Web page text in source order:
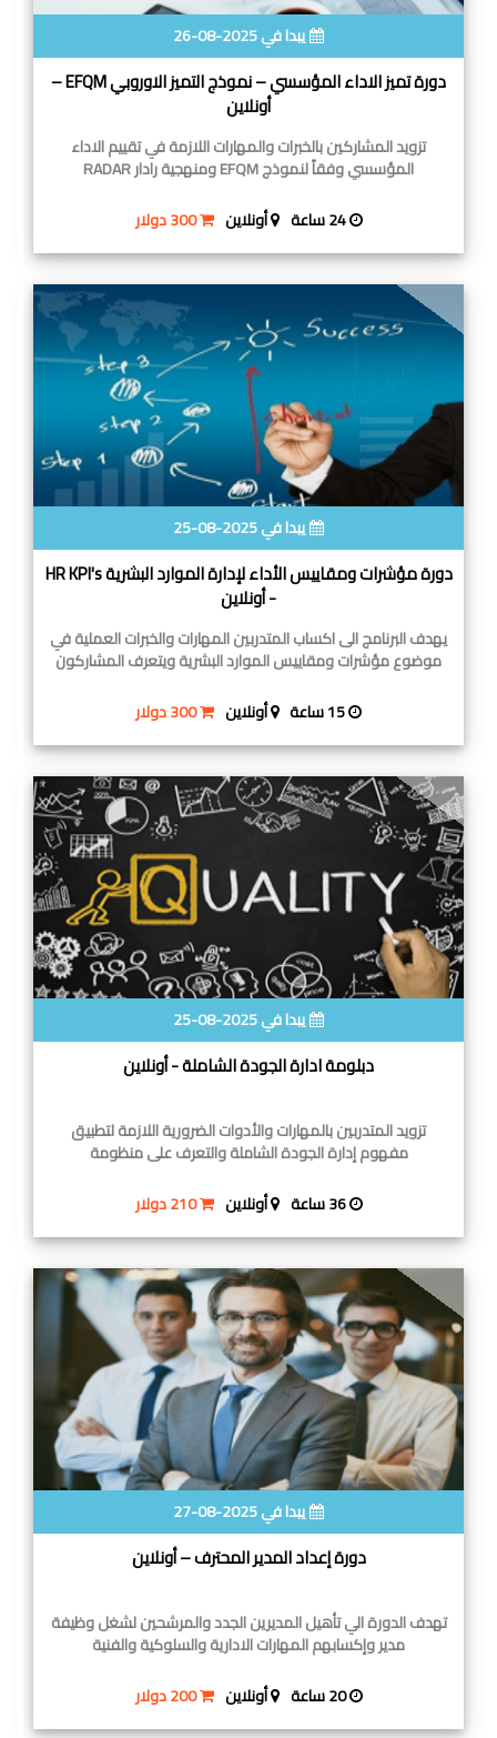
يبدا في 2025-08-26
دورة تميز الاداء المؤسسي – نموذج التميز الاوروبي EFQM –
أونلاين
تزويد المشاركين بالخبرات والمهارات اللازمة في تقييم الاداء
المؤسسي وفقاً لنموذج EFQM ومنهجية رادار RADAR
24 ساعة
أونلاين 300 دولار
يبدا في 2025-08-25
دورة مؤشرات ومقاييس الأداء لإدارة الموارد البشرية HR KPI's
- أونلاين
يهدف البرنامج الى اكساب المتدربين المهارات والخبرات العملية في
موضوع مؤشرات ومقاييس الموارد البشرية ويتعرف المشاركون
أونلاين 300 دولار
يبدا في 2025-08-25
دبلومة ادارة الجودة الشاملة - أونلاين
تزويد المتدربين بالمهارات والأدوات الضرورية اللازمة لتطبيق
مفهوم إدارة الجودة الشاملة والتعرف على منظومة
36 ساعة
أونلاين 210 دولار
يبدا في 2025-08-27
دورة إعداد المدير المحترف – أونلاين
تهدف الدورة الي تأهيل المديرين الجدد والمرشحين لشغل وظيفة
مدير وإكسابهم المهارات الادارية والسلوكية والفنية
20 ساعة
أونلاين 200 دولار